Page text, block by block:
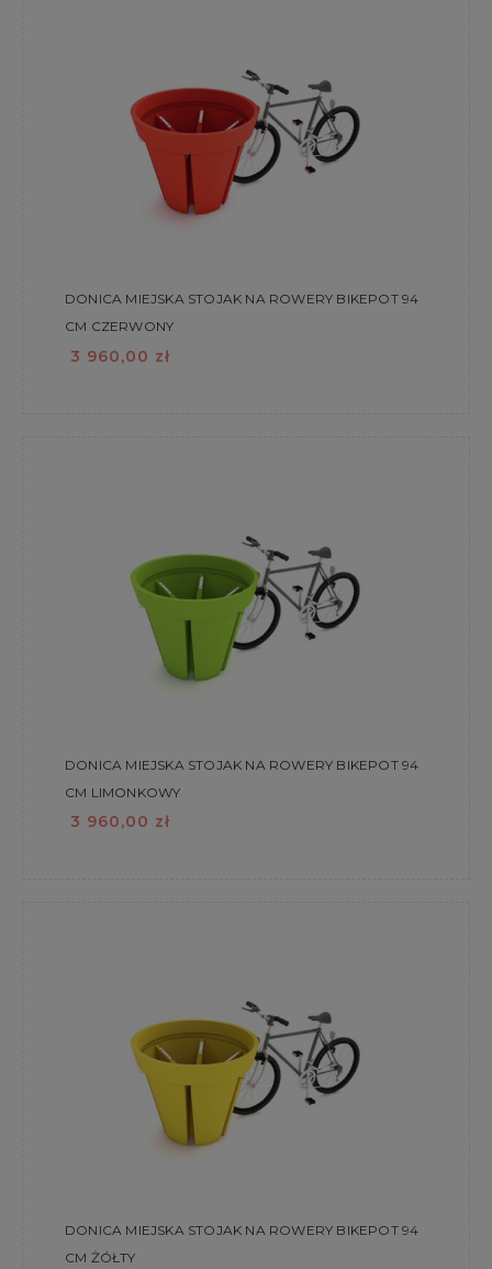
DONICA MIEJSKA STOJAK NA ROWERY BIKEPOT 94
CM CZERWONY
3 960,00 zł
DONICA MIEJSKA STOJAK NA ROWERY BIKEPOT 94
CM LIMONKOWY
3 960,00 zł
DONICA MIEJSKA STOJAK NA ROWERY BIKEPOT 94
CM ŻÓŁTY